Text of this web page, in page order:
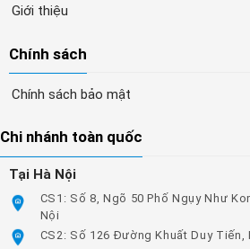
Giới thiệu
Chính sách
Chính sách bảo mật
Chi nhánh toàn quốc
Tại Hà Nội
CS1: Số 8, Ngõ 50 Phố Ngụy Như
Nội
CS2: Số 126 Đường Khuất Duy Tiến,